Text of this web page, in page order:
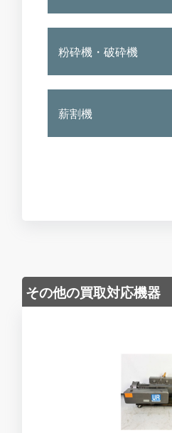
粉砕機・破砕機
薪割機
その他の買取対応機器